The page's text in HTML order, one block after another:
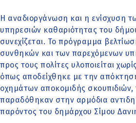
Η αναδιοργάνωση και η ενίσχυση
υπηρεσιών καθαριότητας του
συνεχίζεται. Το πρόγραμμα
συνθηκών και των παρεχόμενων
προς τους πολίτες υλοποιείται
όπως αποδείχθηκε με την
οχημάτων αποκομιδής σκουπιδιών,
παραδόθηκαν στην αρμόδια
παρόντος του δημάρχου Σίμου